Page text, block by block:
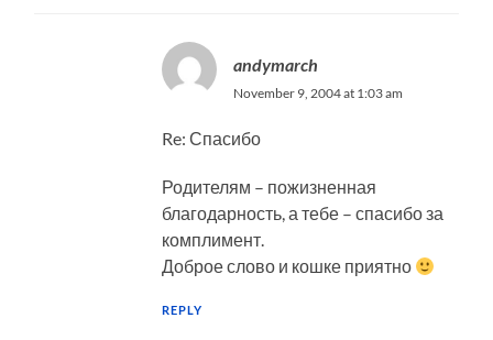
andymarch
November 9, 2004 at 1:03 am
Re: Спасибо
Родителям – пожизненная
благодарность, а тебе – спасибо за
комплимент.
Доброе слово и кошке приятно
REPLY